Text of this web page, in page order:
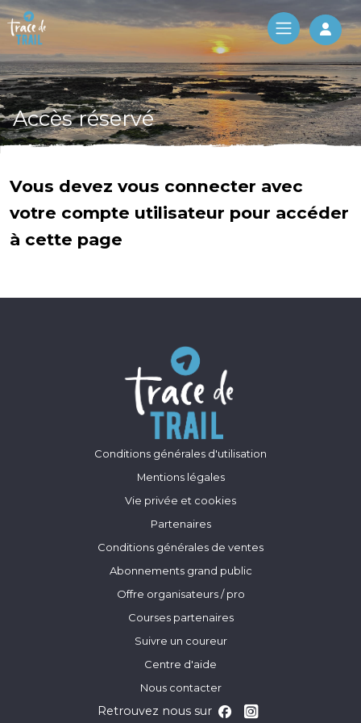
Log
Accès réservé
Vous devez vous connecter avec
votre compte utilisateur pour accéder
à cette page
Conditions générales d'utilisation
Mentions légales
Vie privée et cookies
Partenaires
Conditions générales de ventes
Abonnements grand public
Offre organisateurs / pro
Courses partenaires
Suivre un coureur
Centre d'aide
Nous contacter
Retrouvez nous sur